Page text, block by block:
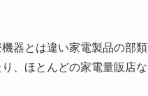
器とは違い家電製品の部類
、ほとんどの家電量販店な